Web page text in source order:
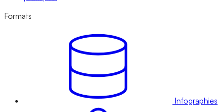
Formats
Infographies